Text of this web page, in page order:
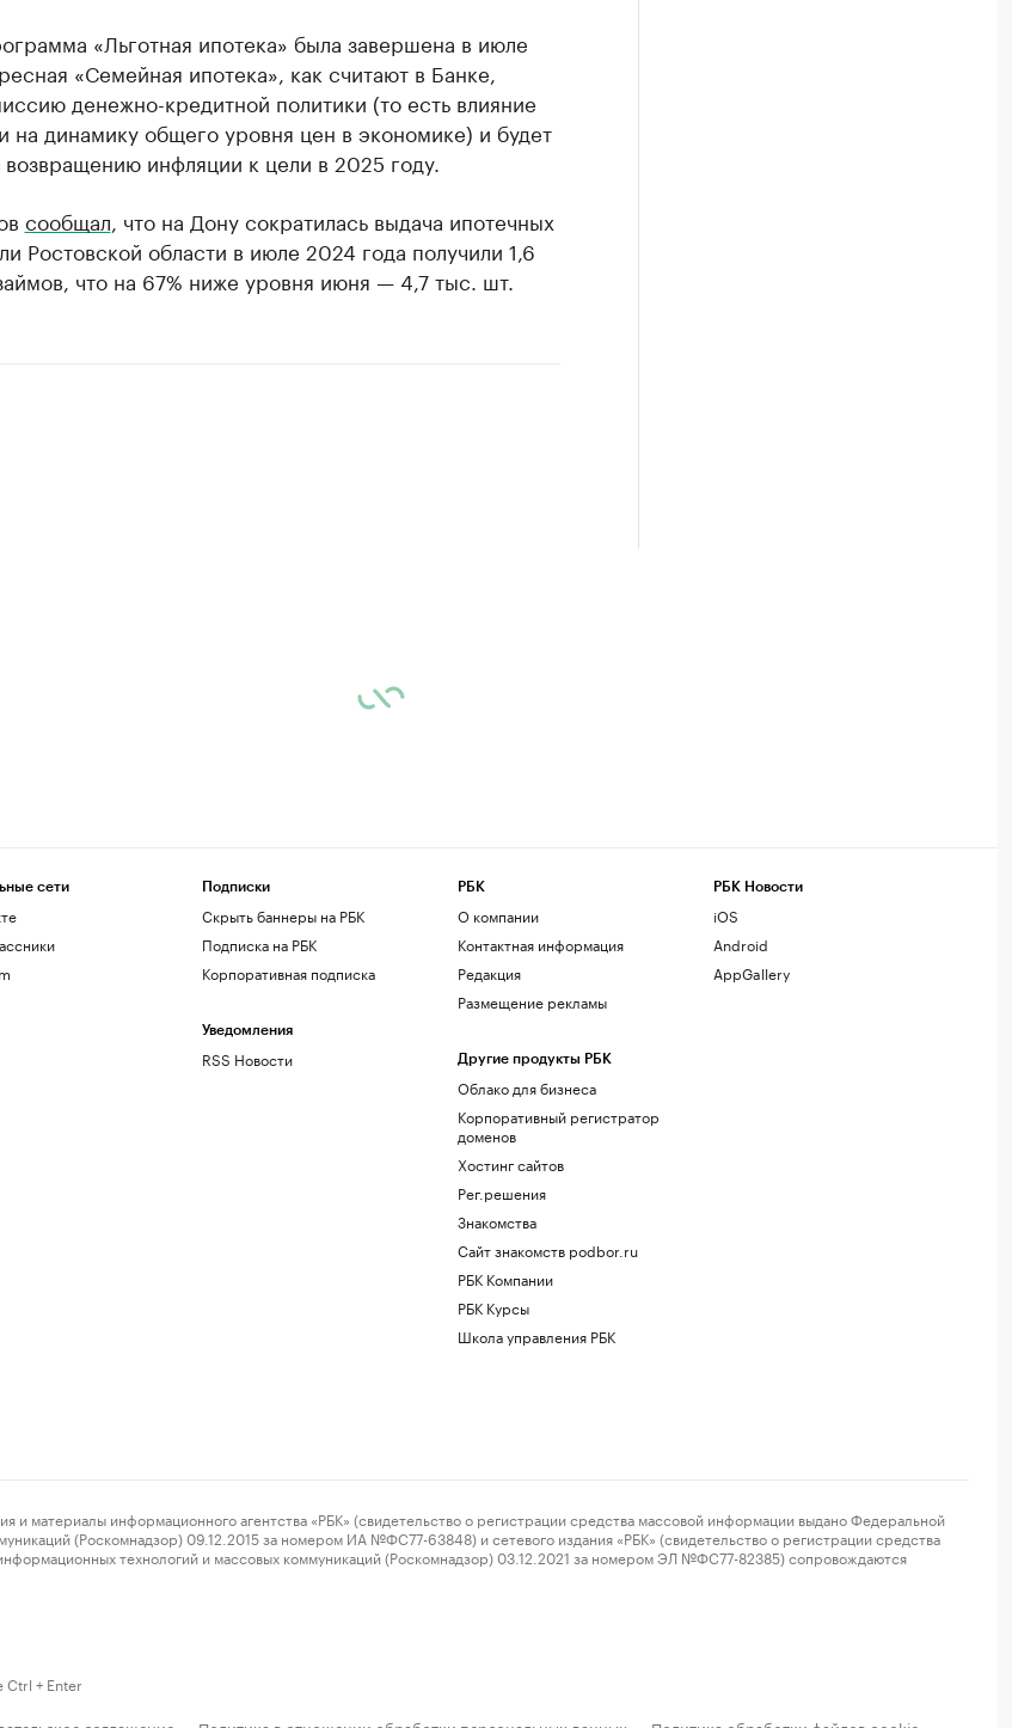
«Льготная ипотека» была завершена в июле
«Семейная ипотека», как считают в Банке,
денежно-кредитной политики (то есть влияние
на динамику общего уровня цен в экономике) и будет
возвращению инфляции к цели в 2025 году.
сообщал , что на Дону сократилась выдача ипотечных
Ростовской области в июле 2024 года получили 1,6
что на 67% ниже уровня июня — 4,7 тыс. шт.
сети Подписки
Скрыть баннеры на РБК
Подписка на РБК
Корпоративная подписка
Уведомления
RSS Новости
РБК
О компании
Контактная информация
Редакция
Размещение рекламы
Другие продукты РБК
Облако для бизнеса
Корпоративный регистратор
доменов
Хостинг сайтов
Рег.решения
Знакомства
Сайт знакомств podbor.ru
РБК Компании
РБК Курсы
Школа управления РБК
РБК Новости
iOS
Android
AppGallery
информационного агентства «РБК» (свидетельство о регистрации средства массовой информации выдано Федеральной
(Роскомнадзор) 09.12.2015 за номером ИА №ФС77-63848) и сетевого издания «РБК» (свидетельство о регистрации средства
технологий и массовых коммуникаций (Роскомнадзор) 03.12.2021 за номером ЭЛ №ФС77-82385) сопровождаются
Ctrl + Enter